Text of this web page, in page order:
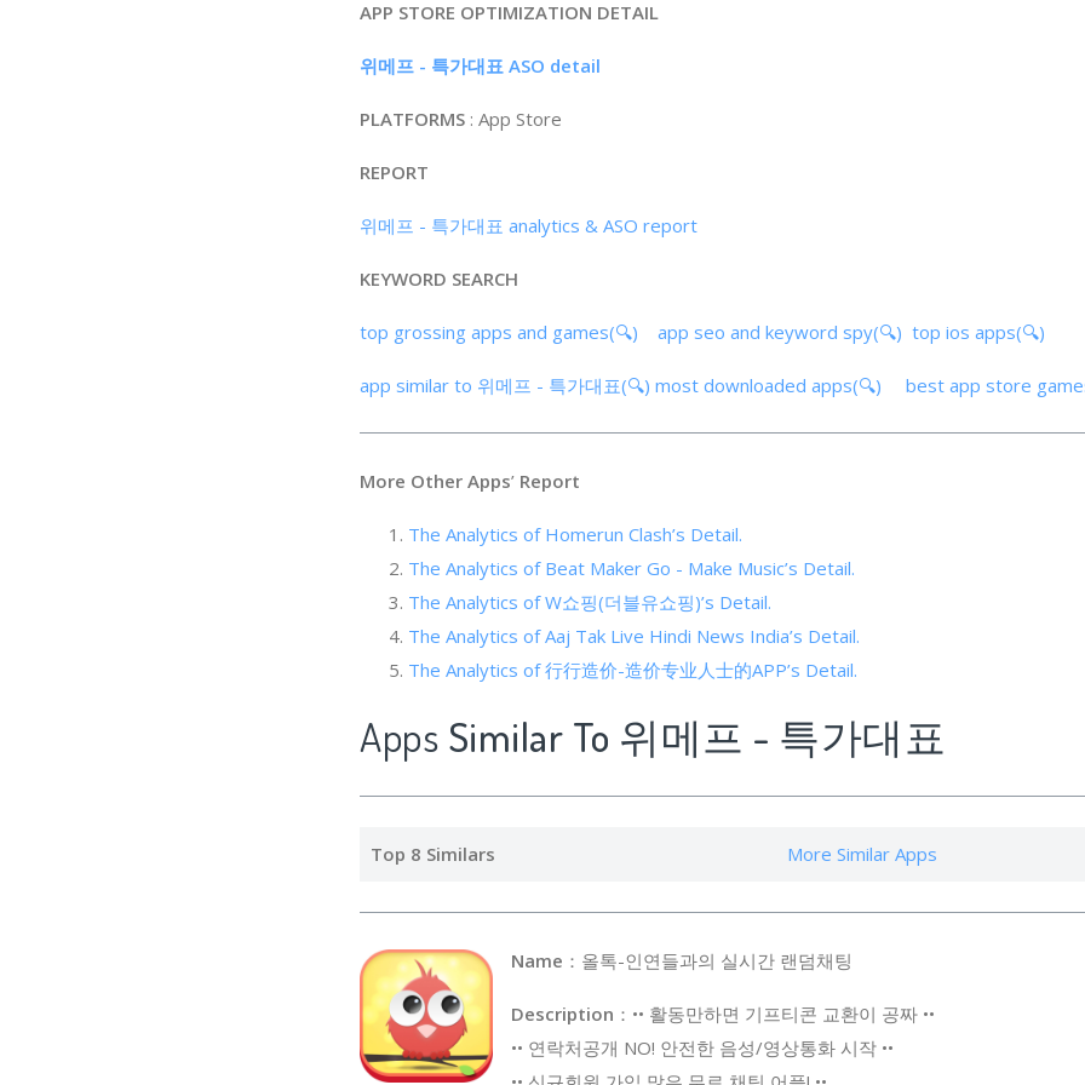
APP STORE OPTIMIZATION DETAIL
위메프 - 특가대표 ASO detail
PLATFORMS : App Store
REPORT
위메프 - 특가대표 analytics & ASO report
KEYWORD SEARCH
top grossing apps and games(🔍) app seo and keyword spy(🔍) top ios apps(🔍)
app similar to 위메프 - 특가대표(🔍) most downloaded apps(🔍) best app store
More Other Apps’ Report
The Analytics of Homerun Clash’s Detail.
The Analytics of Beat Maker Go - Make Music’s Detail.
The Analytics of W쇼핑(더블유쇼핑)’s Detail.
The Analytics of Aaj Tak Live Hindi News India’s Detail.
The Analytics of 行行造价-造价专业人士的APP’s Detail.
Apps Similar To 위메프 - 특가대표
Top 8 Similars More Similar Apps
Name ：올톡-인연들과의 실시간 랜덤채팅
Description ：•• 활동만하면 기프티콘 교환이 공짜 ••
•• 연락처공개 NO! 안전한 음성/영상통화 시작 ••